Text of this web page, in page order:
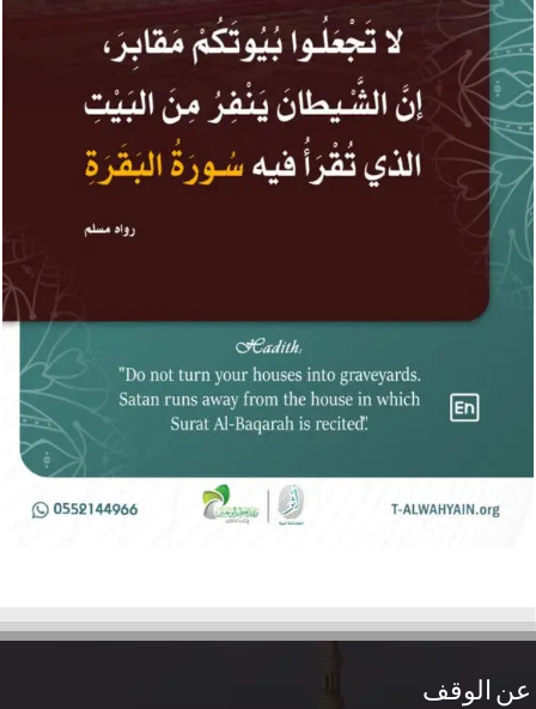
عن الوقف